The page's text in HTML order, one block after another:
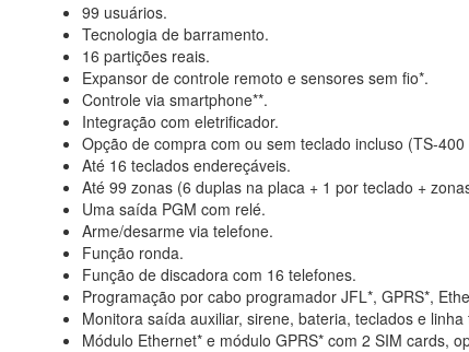
99 usuários.
Tecnologia de barramento.
16 partições reais.
Expansor de controle remoto e sensores sem fio*.
Controle via smartphone**.
Integração com eletrificador.
Opção de compra com ou sem teclado incluso (TS-
Até 16 teclados endereçáveis.
Até 99 zonas (6 duplas na placa + 1 por teclado +
Uma saída PGM com relé.
Arme/desarme via telefone.
Função ronda.
Função de discadora com 16 telefones.
Programação por cabo programador JFL*, GPRS*,
Monitora saída auxiliar, sirene, bateria, teclados e linha
Módulo Ethernet* e módulo GPRS* com 2 SIM cards,